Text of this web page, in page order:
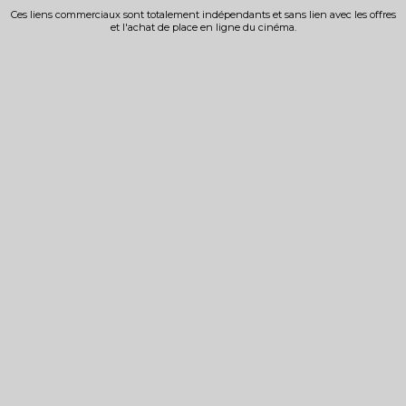
Ces liens commerciaux sont totalement indépendants et sans lien avec les offres
et l'achat de place en ligne du cinéma.